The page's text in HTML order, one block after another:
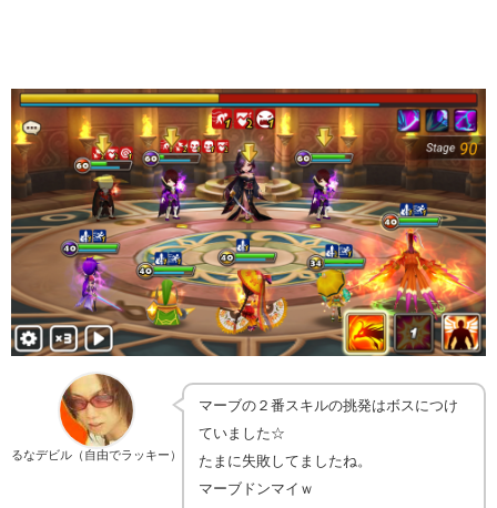
るなデビル（自由でラッキー）
マーブの２番スキルの挑発はボスにつけ
ていました☆
たまに失敗してましたね。
マーブドンマイｗ